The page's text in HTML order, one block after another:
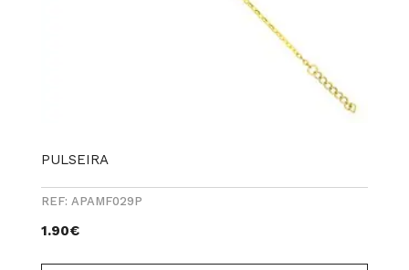
PULSEIRA
1.90€
REF: APAMF029P